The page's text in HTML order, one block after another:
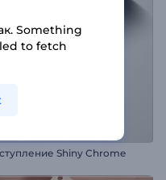
Shiny Chrome
Something
to fetch